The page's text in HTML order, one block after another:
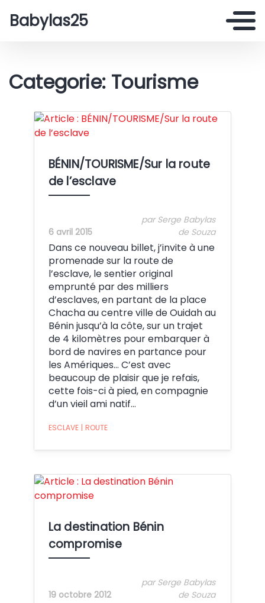
Babylas25
Categorie: Tourisme
BÉNIN/TOURISME/Sur la route
de l’esclave
6 avril 2015
par Serge Babylas
de Souza
Dans ce nouveau billet, j’invite à une
promenade sur la route de
l’esclave, le sentier original
emprunté par des milliers
d’esclaves, en partant de la place
Chacha au centre ville de Ouidah au
Bénin jusqu’à la côte, sur un trajet
de 4 kilomètres pour embarquer à
bord de navires en partance pour
les Amériques… C’est avec
beaucoup de plaisir que je refais,
cette fois-ci à pied, en compagnie
d’un vieil ami natif…
ESCLAVE | ROUTE
La destination Bénin
compromise
19 octobre 2012
par Serge Babylas
de Souza